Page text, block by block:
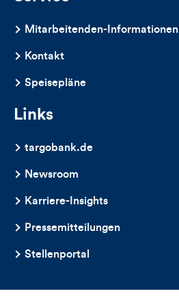
Mitarbeitenden-Informationen
Kontakt
Speisepläne
Links
targobank.de
Newsroom
Karriere-Insights
Pressemitteilungen
Stellenportal